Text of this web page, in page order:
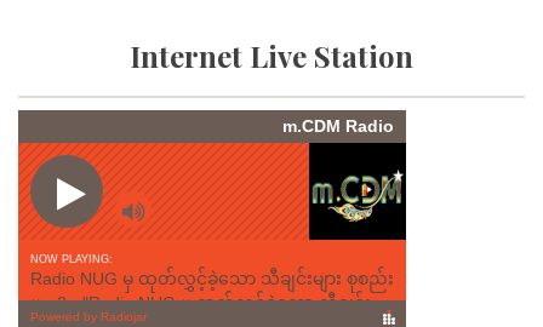
Internet Live Station